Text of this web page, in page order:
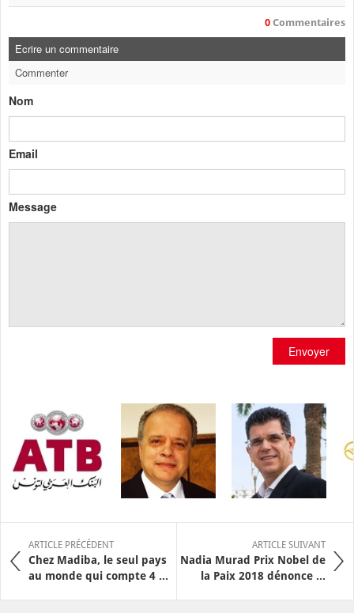
0 Commentaires
Ecrire un commentaire
Commenter
Nom
Email
Message
Envoyer
ARTICLE PRÉCÉDENT
Chez Madiba, le seul pays
au monde qui compte 4 ...
ARTICLE SUIVANT
Nadia Murad Prix Nobel de
la Paix 2018 dénonce ...